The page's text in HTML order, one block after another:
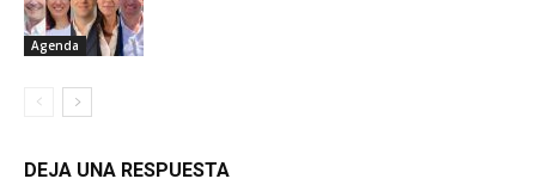
Agenda
DEJA UNA RESPUESTA